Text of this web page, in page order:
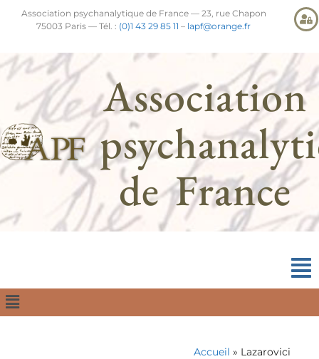
Association psychanalytique de France — 23, rue Chapon
75003 Paris — Tél. : (0)1 43 29 85 11 – lapf@orange.fr
Association
de France
Accueil » Lazarovici